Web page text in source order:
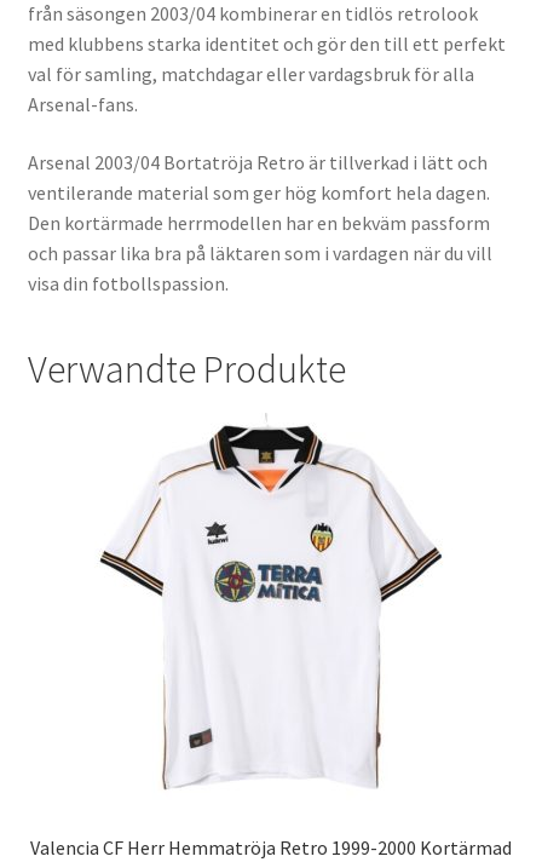
från säsongen 2003/04 kombinerar en tidlös retrolook
med klubbens starka identitet och gör den till ett perfekt
val för samling, matchdagar eller vardagsbruk för alla
Arsenal-fans.
Arsenal 2003/04 Bortatröja Retro är tillverkad i lätt och
ventilerande material som ger hög komfort hela dagen.
Den kortärmade herrmodellen har en bekväm passform
och passar lika bra på läktaren som i vardagen när du vill
visa din fotbollspassion.
Verwandte Produkte
Valencia CF Herr Hemmatröja Retro 1999-2000 Kortärmad